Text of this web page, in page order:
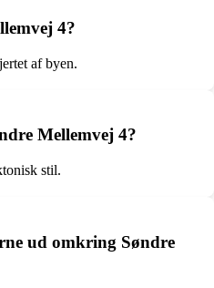
4?
af byen.
Mellemvej 4?
stil.
ud omkring Søndre